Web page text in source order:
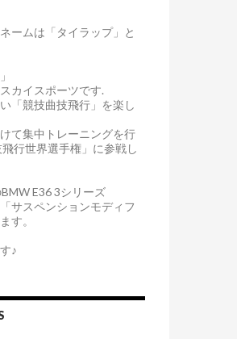
ームは「タイラップ」と
カイスポーツです.
「競技曲技飛行」を楽し
て集中トレーニングを行
行世界選手権」に参戦し
E36 3シリーズ
サスペンションモディフ
す。
♪